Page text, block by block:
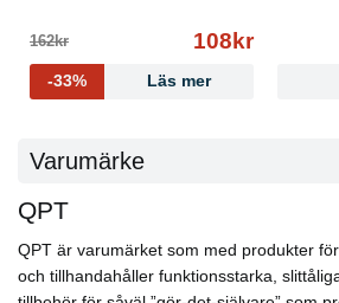
162kr 108kr
-33% Läs mer
Varumärke
QPT
QPT är varumärket som med produkter
och tillhandahåller funktionsstarka,